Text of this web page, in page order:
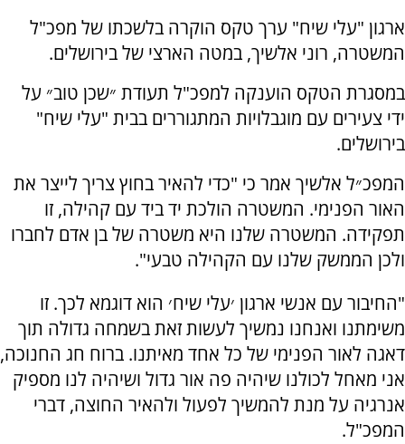
ארגון "עלי שיח" ערך טקס הוקרה בלשכתו של מפכ"ל
המשטרה, רוני אלשיך, במטה הארצי של בירושלים.
במסגרת הטקס הוענקה למפכ"ל תעודת ״שכן טוב״ על
ידי צעירים עם מוגבלויות המתגוררים בבית "עלי שיח"
בירושלים.
המפכ״ל אלשיך אמר כי "כדי להאיר בחוץ צריך לייצר את
האור הפנימי. המשטרה הולכת יד ביד עם קהילה, זו
תפקידה. המשטרה שלנו היא משטרה של בן אדם לחברו
ולכן הממשק שלנו עם הקהילה טבעי".
"החיבור עם אנשי ארגון ׳עלי שיח׳ הוא דוגמא לכך. זו
משימתנו ואנחנו נמשיך לעשות זאת בשמחה גדולה תוך
דאגה לאור הפנימי של כל אחד מאיתנו. ברוח חג החנוכה,
אני מאחל לכולנו שיהיה פה אור גדול ושיהיה לנו מספיק
אנרגיה על מנת להמשיך לפעול ולהאיר החוצה, דברי
המפכ"ל.